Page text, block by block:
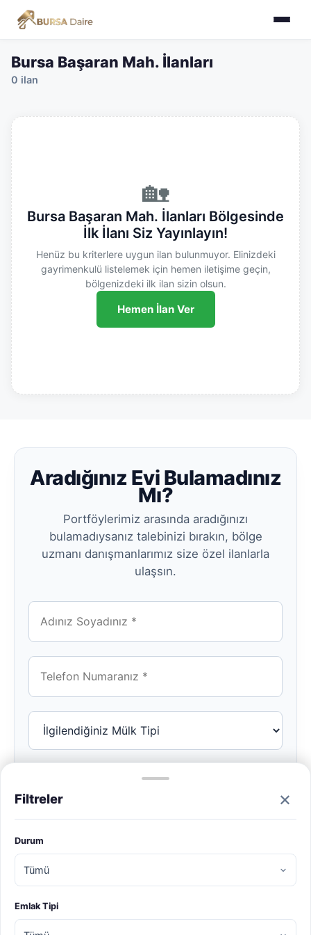
Filtreler ×
Durum
Emlak Tipi
Bursa Başaran Mah. İlanları
0 ilan
🏡
Bursa Başaran Mah. İlanları Bölgesinde
İlk İlanı Siz Yayınlayın!
Henüz bu kriterlere uygun ilan bulunmuyor. Elinizdeki
gayrimenkulü listelemek için hemen iletişime geçin,
bölgenizdeki ilk ilan sizin olsun.
Hemen İlan Ver
Aradığınız Evi Bulamadınız
Mı?
Portföylerimiz arasında aradığınızı
bulamadıysanız talebinizi bırakın, bölge
uzmanı danışmanlarımız size özel ilanlarla
ulaşsın.